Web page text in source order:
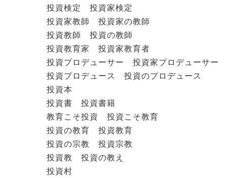
投資検定 投資家検定
投資家教師 投資家の教師
投資教師 投資の教師
投資教育家 投資家教育者
投資プロデューサー 投資家プロデューサー
投資プロデュース 投資のプロデュース
投資本
投資書 投資書籍
教育こそ投資 投資こそ教育
投資の教育 投資教育
投資の宗教 投資宗教
投資教 投資の教え
投資村